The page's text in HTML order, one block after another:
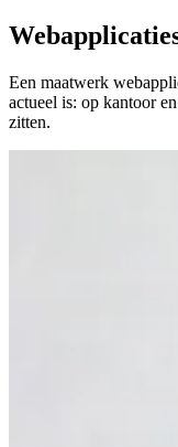
Een maatwerk
actueel is: op kantoor
zitten.